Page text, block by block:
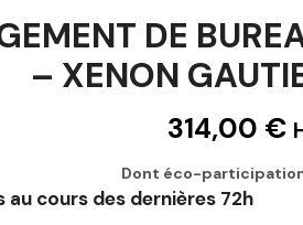
DE
– XENON
314,00 €
Dont éco-
au cours des dernières 72h